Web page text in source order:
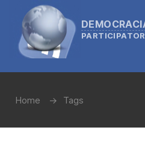
Home Tags